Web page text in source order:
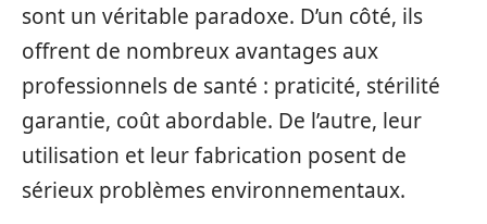
sont un véritable paradoxe. D’un côté, ils
offrent de nombreux avantages aux
professionnels de santé : praticité, stérilité
garantie, coût abordable. De l’autre, leur
utilisation et leur fabrication posent de
sérieux problèmes environnementaux.